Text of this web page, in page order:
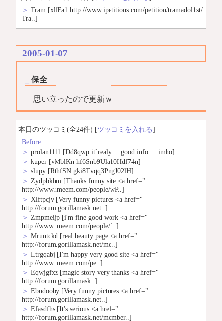
＞ Tram [xllFa1 http://www.ipetitions.com/petition/tramadol1st/
Tra..]
2005-01-07
保全
思い立ったので更新ｗ
本日のツッコミ(全24件) [ツッコミを入れる]
Before...
＞ prolan1111 [Dd8qwp it`realy.... good info.... imho]
＞ kuper [vMblKn hf6Snb9Ula10Hdf74n]
＞ slupy [RthfSN gki8Tvqq3PngJ02lH]
＞ Zydpbkhm [Thanks funny site <a href="
http://www.imeem.com/people/wP..]
＞ Xlftpcjv [Very funny pictures <a href="
http://forum.gorillamask.net..]
＞ Zmpmeijp [i'm fine good work <a href="
http://www.imeem.com/people/f..]
＞ Mruntckd [real beauty page <a href="
http://forum.gorillamask.net/me..]
＞ Ltrgqabj [I'm happy very good site <a href="
http://www.imeem.com/pe..]
＞ Eqwjgfxz [magic story very thanks <a href="
http://forum.gorillamask..]
＞ Ebudooby [Very funny pictures <a href="
http://forum.gorillamask.net..]
＞ Efasdfhs [It's serious <a href="
http://forum.gorillamask.net/member..]